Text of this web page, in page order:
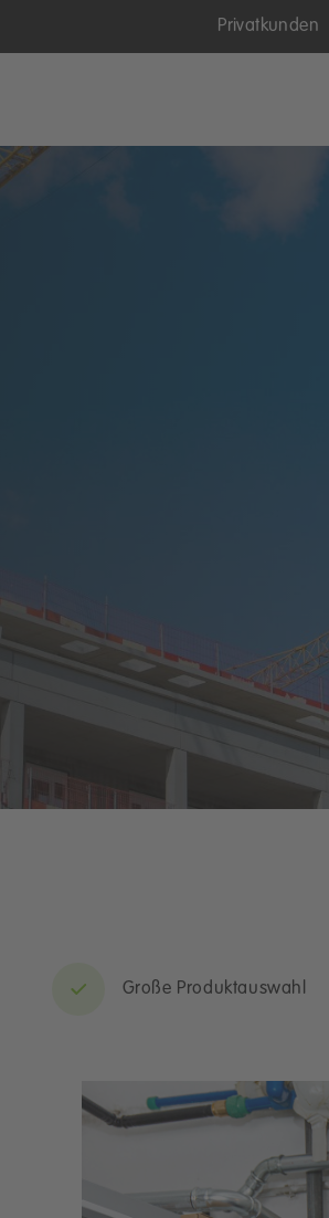
Privatkunden
Große Produktauswahl